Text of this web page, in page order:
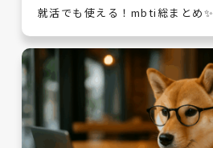
就活でも使える！mbti総まとめ✨